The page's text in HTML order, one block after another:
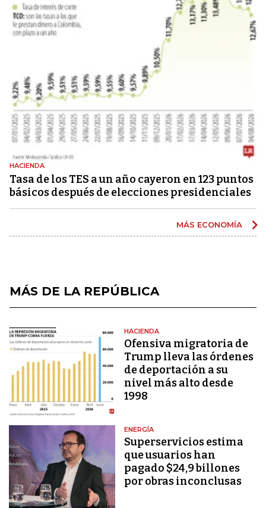
HACIENDA
Tasa de los TES a un año cayeron en 123 puntos
básicos después de elecciones presidenciales
MÁS ECONOMÍA
MÁS DE LA REPÚBLICA
HACIENDA
Ofensiva migratoria de
Trump lleva las órdenes
de deportación a su
nivel más alto desde
1998
ENERGÍA
Superservicios estima
que usuarios han
pagado $24,9 billones
por obras inconclusas